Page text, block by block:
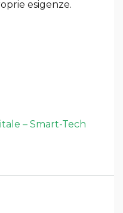
esigenze.
– Smart-Tech